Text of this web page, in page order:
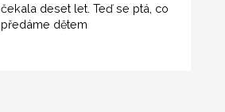
čekala deset let. Teď se ptá, co
předáme dětem